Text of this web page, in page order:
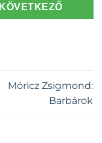
KÖVETKEZŐ
Móricz Zsigmond:
Barbárok